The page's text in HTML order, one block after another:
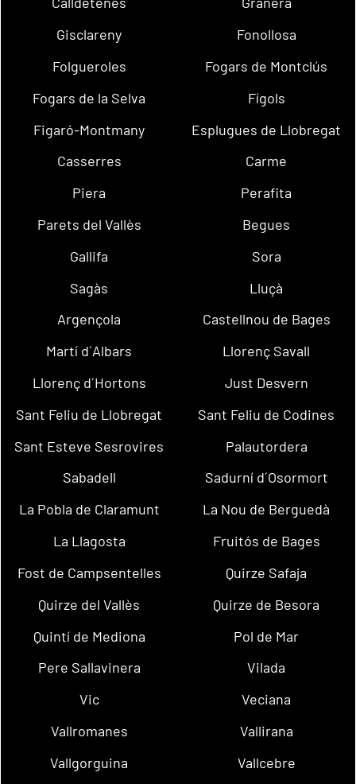
Gisclareny
Fonollosa
Folgueroles
Fogars de Montclús
Fogars de la Selva
Fígols
Figaró-Montmany
Esplugues de Llobregat
Casserres
Carme
Piera
Perafita
Parets del Vallès
Begues
Gallifa
Sora
Sagàs
Lluçà
Argençola
Castellnou de Bages
Martí d´Albars
Llorenç Savall
Llorenç d´Hortons
Just Desvern
Sant Feliu de Llobregat
Sant Feliu de Codines
Sant Esteve Sesrovires
Palautordera
Sabadell
Sadurní d´Osormort
La Pobla de Claramunt
La Nou de Berguedà
La Llagosta
Fruitós de Bages
Fost de Campsentelles
Quirze Safaja
Quirze del Vallès
Quirze de Besora
Quintí de Mediona
Pol de Mar
Pere Sallavinera
Vilada
Vic
Veciana
Vallromanes
Vallirana
Vallgorguina
Vallcebre